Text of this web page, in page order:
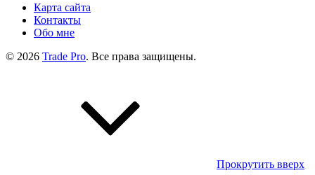
Карта сайта
Контакты
Обо мне
© 2026 Trade Pro. Все права защищены.
Прокрутить вверх